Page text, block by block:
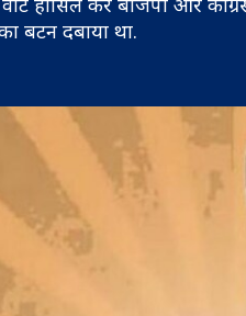
बटन दबाया था.